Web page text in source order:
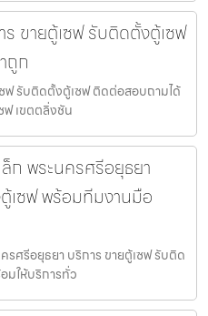
ขายตู้เซฟ รับติดตั้งตู้เซฟ
ถูก
ฟ รับติดตั้งตู้เซฟ ติดต่อสอบถามได้
ฟ เขตตลิ่งชัน
ก พระนครศรีอยุธยา
เซฟ พร้อมทีมงานมือ
ศรีอยุธยา บริการ ขายตู้เซฟ รับติด
มให้บริการทั่ว